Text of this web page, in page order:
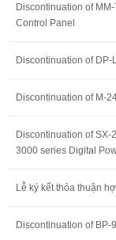
Discontinuation of
Control Panel
Discontinuation of
Discontinuation of M-
Discontinuation of SX-
3000 series Digital
Lễ ký kết thỏa thuận
Discontinuation of BP-